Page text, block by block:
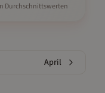
Durchschnittswerten
April